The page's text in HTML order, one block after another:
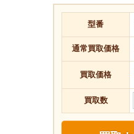
型番
通常買取価格
買取価格
買取数